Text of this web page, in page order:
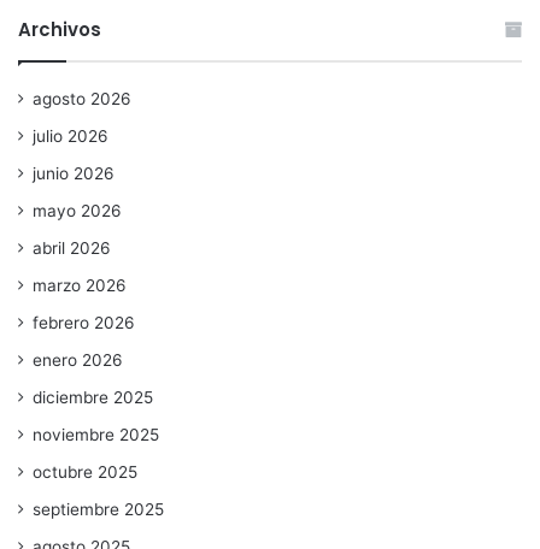
Archivos
agosto 2026
julio 2026
junio 2026
mayo 2026
abril 2026
marzo 2026
febrero 2026
enero 2026
diciembre 2025
noviembre 2025
octubre 2025
septiembre 2025